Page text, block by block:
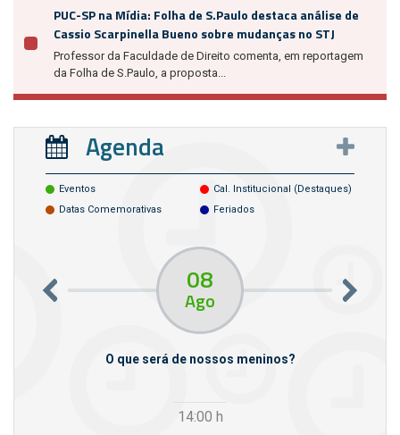
PUC-SP na Mídia: Folha de S.Paulo destaca análise de
Cassio Scarpinella Bueno sobre mudanças no STJ
Professor da Faculdade de Direito comenta, em reportagem
da Folha de S.Paulo, a proposta...
Agenda
Eventos
Cal. Institucional (destaques)
Datas Comemorativas
Feriados
08
Ago
O que será de nossos meninos?
14:00 h